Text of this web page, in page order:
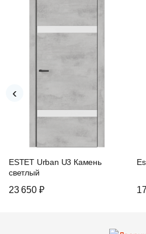
ESTET Urban U3 Камень
светлый
23 650 ₽
‹